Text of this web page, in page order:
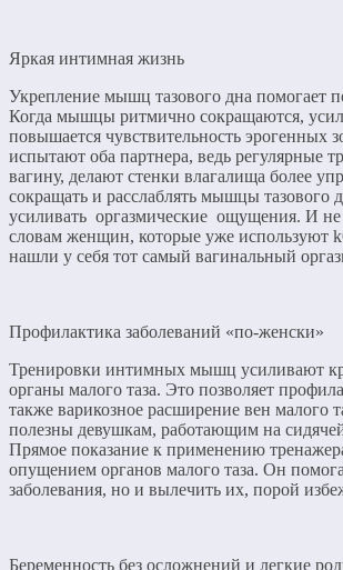
Яркая интимная жизнь
Укрепление мышц тазового дна помогает
Когда мышцы ритмично сокращаются,
повышается чувствительность
испытают оба партнера, ведь регулярные
вагину, делают стенки влагалища более
сокращать и расслаблять мышцы
усиливать оргазмические ощущения. И не
словам женщин, которые уже используют
нашли у себя тот самый вагинальный
Профилактика заболеваний «по-женски»
Тренировки интимных мышц усиливают
органы малого таза. Это позволяет
также варикозное расширение вен малого
полезны девушкам, работающим на
Прямое показание к применению
опущением органов малого таза. Он
заболевания, но и вылечить их, порой
Беременность без осложнений и легкие